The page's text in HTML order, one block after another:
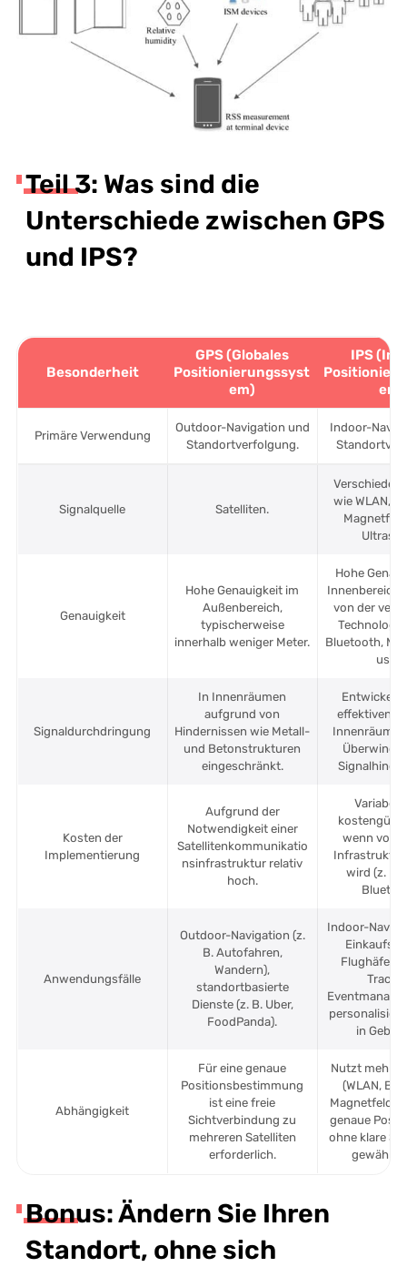
Teil 3: Was sind die
Unterschiede zwischen GPS
und IPS?
Besonderheit
GPS (Globales
Positionierungssyst
em)
IPS
em)
Primäre Verwendung
Outdoor-Navigation und
Standortverfolgung.
Indoor-
Signalquelle Satelliten.
wie WLAN,
Genauigkeit
Hohe Genauigkeit im
Außenbereich,
typischerweise
innerhalb weniger Meter.
Hohe
Innenbereich,
von der
Technologie
Bluetooth,
Signaldurchdringung
In Innenräumen
aufgrund von
Hindernissen wie Metall-
und Betonstrukturen
eingeschränkt.
Entwickelt
effektiven
Kosten der
Implementierung
Aufgrund der
Notwendigkeit einer
Satellitenkommunikatio
nsinfrastruktur relativ
hoch.
Variabel,
wenn
wird (z. B.
Anwendungsfälle
Outdoor-Navigation (z.
B. Autofahren,
Wandern),
standortbasierte
Dienste (z. B. Uber,
FoodPanda).
Indoor-
in
Abhängigkeit
Für eine genaue
Positionsbestimmung
ist eine freie
Sichtverbindung zu
mehreren Satelliten
erforderlich.
Nutzt
(WLAN,
genaue
ohne klare
Bonus: Ändern Sie Ihren
Standort, ohne sich